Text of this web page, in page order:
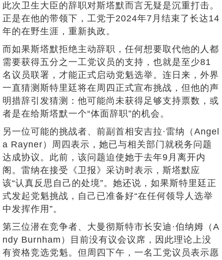
此次卫生大臣的辞职对斯塔默而言无疑是沉重打击。
正是在他的带领下，工党于2024年7月结束了长达14
年的在野生涯，重新执政。
而如果斯塔默拒绝主动辞职，任何想要取代他的人都
需要获得五分之一工党议员的支持，也就是至少81
名议员联署，才能正式启动党魁选举。连日来，外界
一直猜测斯特里廷将在周四正式宣布挑战，但他的声
明措辞引发猜测：他可能尚未获得足够支持票数，或
者是在给斯塔默一个“体面辞职”的机会。
另一位可能的挑战者、前副首相安吉拉·雷纳（Angel
a Rayner）周四表示，她已与相关部门就税务问题
达成协议。此前，该问题迫使她于去年9月离开内
阁。雷纳在接受《卫报》采访时表示，斯塔默应
该“认真反思自己的处境”。她还说，如果斯特里廷正
式发起党魁挑战，自己已准备好“在任何领导人选举
中发挥作用”。
第三位潜在竞争者、大曼彻斯特市长安迪·伯纳姆（A
ndy Burnham）目前没有议会议席，因此理论上没
有资格竞选党魁。但周四下午，一名工党议员表示愿